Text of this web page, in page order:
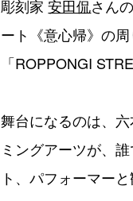
彫刻家安田侃さんの
ート《意心帰》の
「ROPPONGI
舞台になるのは、
ミングアーツが、
ト、パフォーマー